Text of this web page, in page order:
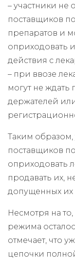
– участники не
поставщиков
препаратов и
оприходовать
действия с
– при ввозе
могут не ждать
держателей
Таким образом,
поставщиков
оприходовать
продавать их,
допущенных их
Несмотря на
режима
отмечает, что
цепочки